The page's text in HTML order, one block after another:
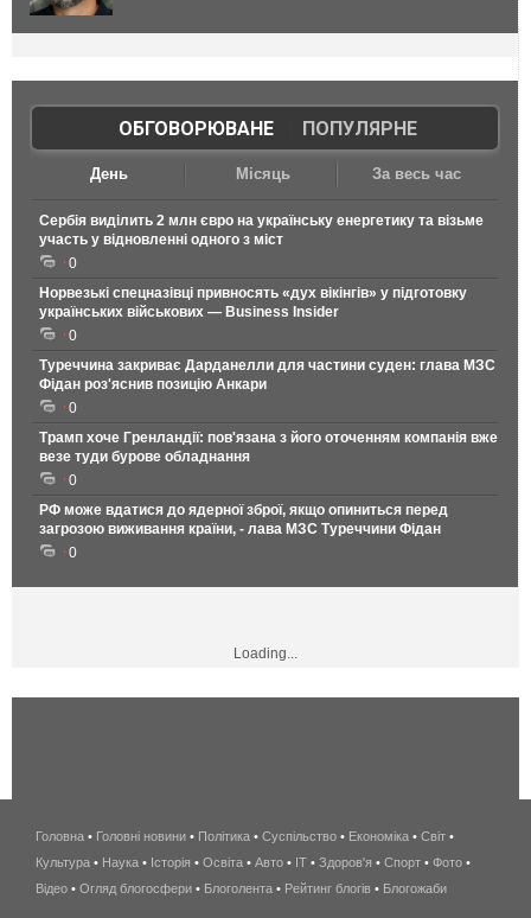
ОБГОВОРЮВАНЕ| ПОПУЛЯРНЕ
День Місяць За весь час
Сербія виділить 2 млн євро на українську енергетику та візьме
участь у відновленні одного з міст
0
Норвезькі спецназівці привносять «дух вікінгів» у підготовку
українських військових — Business Insider
0
Туреччина закриває Дарданелли для частини суден: глава МЗС
Фідан роз'яснив позицію Анкари
0
Трамп хоче Гренландії: пов'язана з його оточенням компанія вже
везе туди бурове обладнання
0
РФ може вдатися до ядерної зброї, якщо опиниться перед
загрозою виживання країни, - лава МЗС Туреччини Фідан
0
Loading...
беспроводной
интернет
киев
Головна • Головні новини • Політика • Суспільство • Економіка • Світ •
Культура • Наука • Історія • Освіта • Авто • IT • Здоров'я • Спорт • Фото •
Відео • Огляд блогосфери • Блоголента • Рейтинг блогів • Блогожаби